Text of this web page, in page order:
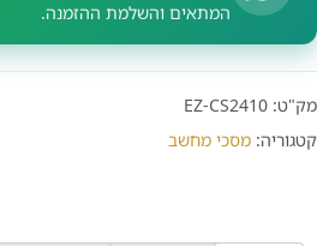
המתאים והשלמת ההזמנה.
מק"ט: EZ-CS2410
קטגוריה: מסכי מחשב